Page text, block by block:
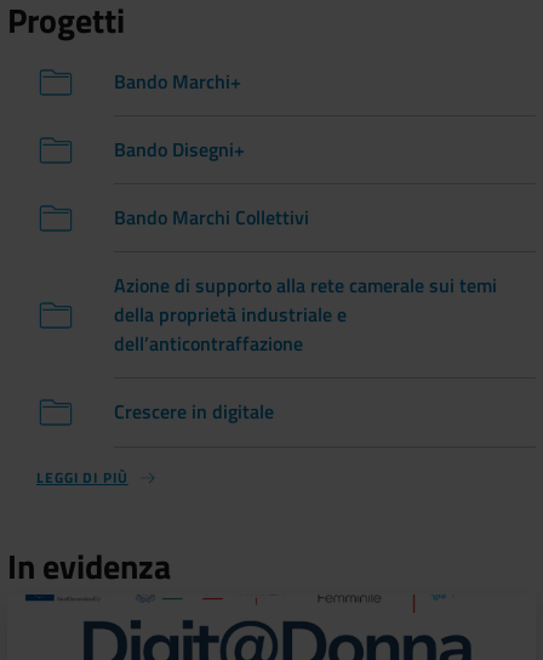
Progetti
Bando Marchi+
Bando Disegni+
Bando Marchi Collettivi
Azione di supporto alla rete camerale sui temi
della proprietà industriale e
dell’anticontraffazione
Crescere in digitale
LEGGI DI PIÙ
In evidenza